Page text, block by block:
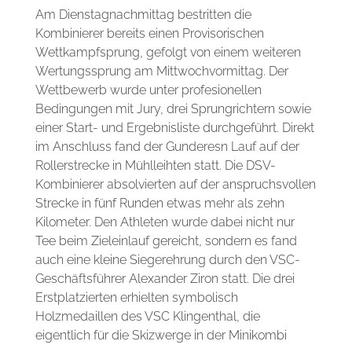
Am Dienstagnachmittag bestritten die
Kombinierer bereits einen Provisorischen
Wettkampfsprung, gefolgt von einem weiteren
Wertungssprung am Mittwochvormittag. Der
Wettbewerb wurde unter profesionellen
Bedingungen mit Jury, drei Sprungrichtern sowie
einer Start- und Ergebnisliste durchgeführt. Direkt
im Anschluss fand der Gunderesn Lauf auf der
Rollerstrecke in Mühlleihten statt. Die DSV-
Kombinierer absolvierten auf der anspruchsvollen
Strecke in fünf Runden etwas mehr als zehn
Kilometer. Den Athleten wurde dabei nicht nur
Tee beim Zieleinlauf gereicht, sondern es fand
auch eine kleine Siegerehrung durch den VSC-
Geschäftsführer Alexander Ziron statt. Die drei
Erstplatzierten erhielten symbolisch
Holzmedaillen des VSC Klingenthal, die
eigentlich für die Skizwerge in der Minikombi